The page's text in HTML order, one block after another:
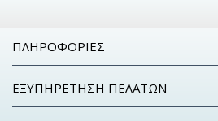
ΠΛΗΡΟΦΟΡΊΕΣ
ΕΞΥΠΗΡΈΤΗΣΗ ΠΕΛΑΤΏΝ